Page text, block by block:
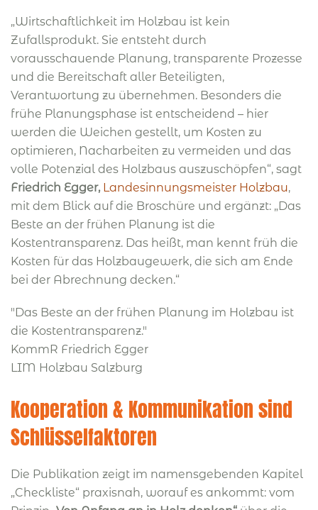
„Wirtschaftlichkeit im Holzbau ist kein
Zufallsprodukt. Sie entsteht durch
vorausschauende Planung, transparente Prozesse
und die Bereitschaft aller Beteiligten,
Verantwortung zu übernehmen. Besonders die
frühe Planungsphase ist entscheidend – hier
werden die Weichen gestellt, um Kosten zu
optimieren, Nacharbeiten zu vermeiden und das
volle Potenzial des Holzbaus auszuschöpfen“, sagt
Friedrich Egger, Landesinnungsmeister Holzbau,
mit dem Blick auf die Broschüre und ergänzt: „Das
Beste an der frühen Planung ist die
Kostentransparenz. Das heißt, man kennt früh die
Kosten für das Holzbaugewerk, die sich am Ende
bei der Abrechnung decken.“
"Das Beste an der frühen Planung im Holzbau ist
die Kostentransparenz."
KommR Friedrich Egger
LIM Holzbau Salzburg
Kooperation & Kommunikation sind
Schlüsselfaktoren
Die Publikation zeigt im namensgebenden Kapitel
„Checkliste“ praxisnah, worauf es ankommt: vom